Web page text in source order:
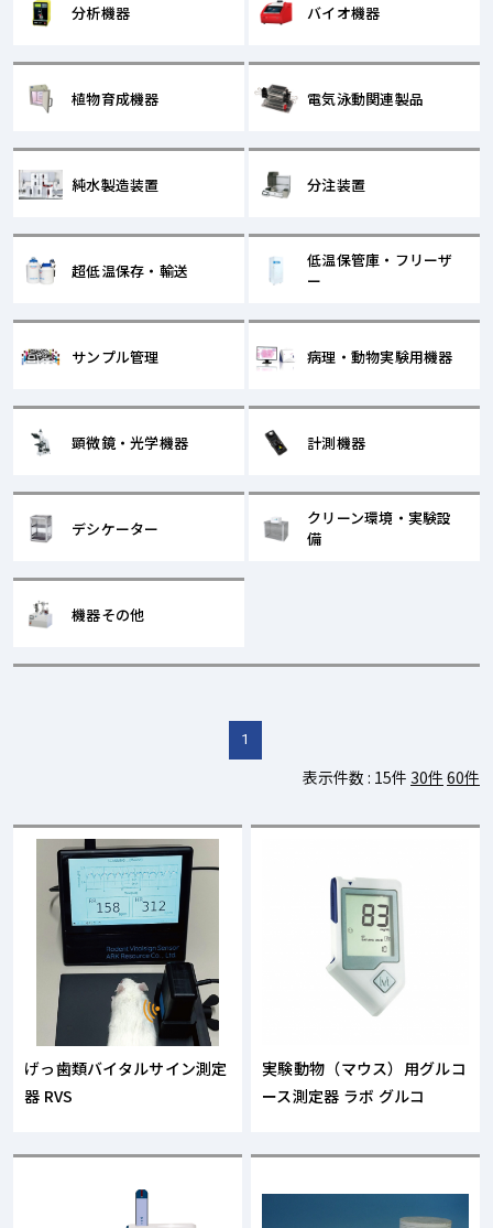
分析機器 バイオ機器
植物育成機器 電気泳動関連製品
純水製造装置 分注装置
超低温保存・輸送
低温保管庫・フリーザ
ー
サンプル管理 病理・動物実験用機器
顕微鏡・光学機器 計測機器
デシケーター
クリーン環境・実験設
備
機器その他
1
表示件数 : 15件 30件 60件
げっ歯類バイタルサイン測定
器 RVS
実験動物（マウス）用グルコ
ース測定器 ラボ グルコ